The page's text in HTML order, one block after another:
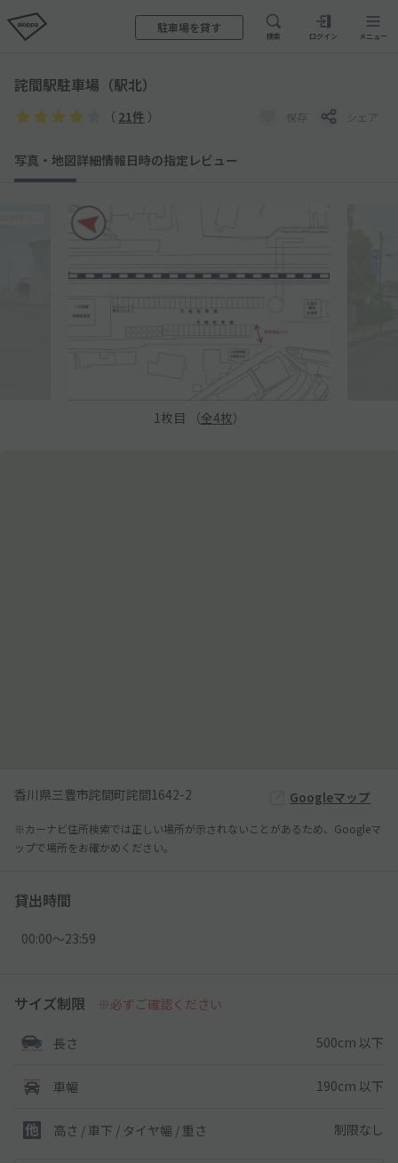
駐車場を貸す
検索 ログイン メニュー
詫間駅駐車場（駅北）
（ 21件 ） 保存 シェア
写真・地図詳細情報日時の指定 レビュー
1 枚目 （全4枚）
香川県三豊市詫間町詫間1642-2 Googleマップ
※カーナビ住所検索では正しい場所が示されないことがあるため、Googleマ
ップで場所をお確かめください。
貸出時間
00:00〜23:59
サイズ制限 ※必ずご確認ください
長さ 500cm 以下
車幅 190cm 以下
高さ / 車下 / タイヤ幅 / 重さ 制限なし